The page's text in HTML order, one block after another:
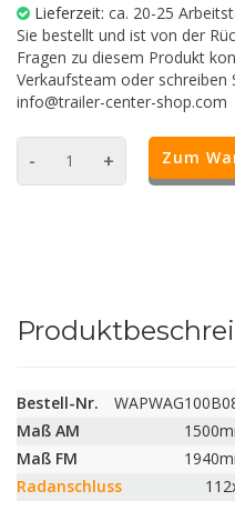
Lieferzeit: ca. 20-25
Sie bestellt und ist von der
Fragen zu diesem Produkt
Verkaufsteam oder schreiben
info@trailer-center-shop.com
- + Zum
Bestell-Nr.
Maß AM
Maß FM
Radanschluss